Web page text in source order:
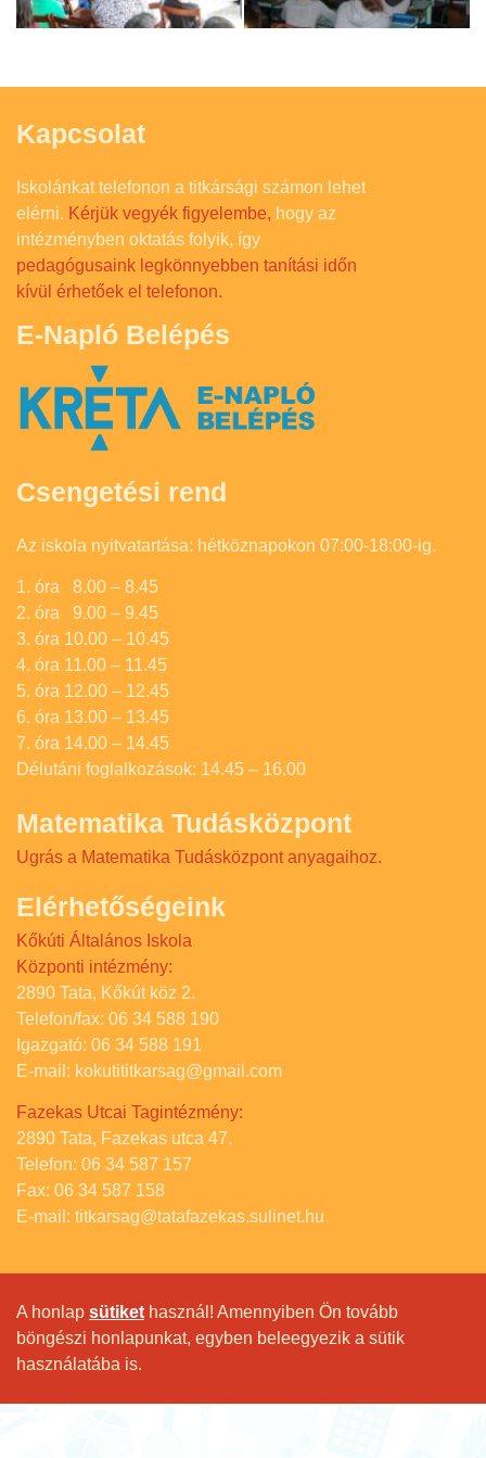
Kapcsolat
Iskolánkat telefonon a titkársági számon lehet
elérni. Kérjük vegyék figyelembe, hogy az
intézményben oktatás folyik, így
pedagógusaink legkönnyebben tanítási időn
kívül érhetőek el telefonon.
E-Napló Belépés
Csengetési rend
Az iskola nyitvatartása: hétköznapokon 07:00-18:00-ig.
1. óra 8.00 – 8.45
2. óra 9.00 – 9.45
3. óra 10.00 – 10.45
4. óra 11.00 – 11.45
5. óra 12.00 – 12.45
6. óra 13.00 – 13.45
7. óra 14.00 – 14.45
Délutáni foglalkozások: 14.45 – 16.00
Matematika Tudásközpont
Ugrás a Matematika Tudásközpont anyagaihoz.
Elérhetőségeink
Kőkúti Általános Iskola
Központi intézmény:
2890 Tata, Kőkút köz 2.
Telefon/fax: 06 34 588 190
Igazgató: 06 34 588 191
E-mail: kokutititkarsag@gmail.com
Fazekas Utcai Tagintézmény:
2890 Tata, Fazekas utca 47.
Telefon: 06 34 587 157
Fax: 06 34 587 158
E-mail: titkarsag@tatafazekas.sulinet.hu
A honlap sütiket használ! Amennyiben Ön tovább
böngészi honlapunkat, egyben beleegyezik a sütik
használatába is.